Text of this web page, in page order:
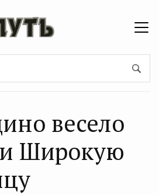
весело
Широкую